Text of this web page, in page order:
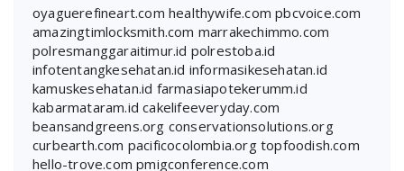
oyaguerefineart.com healthywife.com pbcvoice.com
amazingtimlocksmith.com marrakechimmo.com
polresmanggaraitimur.id polrestoba.id
infotentangkesehatan.id informasikesehatan.id
kamuskesehatan.id farmasiapotekerumm.id
kabarmataram.id cakelifeeveryday.com
beansandgreens.org conservationsolutions.org
curbearth.com pacificocolombia.org topfoodish.com
hello-trove.com pmigconference.com